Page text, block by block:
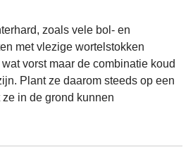
zoals vele bol- en
met vlezige wortelstokken
vorst maar de combinatie koud
Plant ze daarom steeds op een
in de grond kunnen